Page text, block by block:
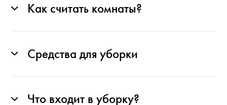
Как считать комнаты?
Средства для уборки
Что входит в уборку?